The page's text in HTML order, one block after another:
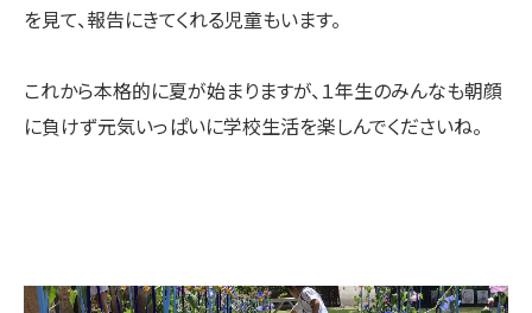
を見て、報告にきてくれる児童もいます。
これから本格的に夏が始まりますが、１年生のみんなも朝顔
に負けず元気いっぱいに学校生活を楽しんでくださいね。